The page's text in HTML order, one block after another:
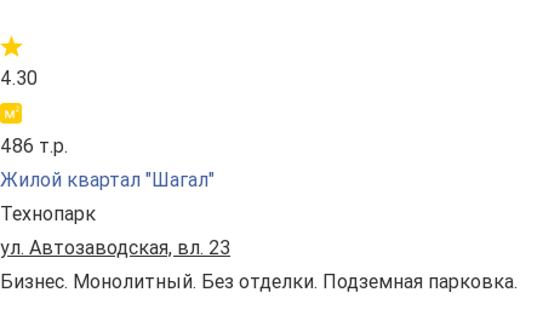
4.30
486 т.р.
Жилой квартал "Шагал"
Технопарк
ул. Автозаводская, вл. 23
Бизнес. Монолитный. Без отделки. Подземная парковка.